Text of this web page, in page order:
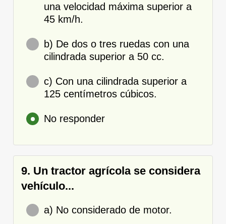
una velocidad máxima superior a
45 km/h.
b) De dos o tres ruedas con una
cilindrada superior a 50 cc.
c) Con una cilindrada superior a
125 centímetros cúbicos.
No responder
9. Un tractor agrícola se considera
vehículo...
a) No considerado de motor.